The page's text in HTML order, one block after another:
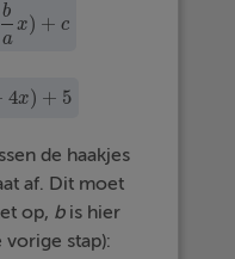
b
a
x) + c
x)+c
4x) + 5
x)+5
de haakjes
af. Dit moet
op, bis hier
vorige stap):